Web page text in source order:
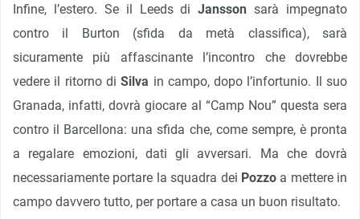
Infine, l’estero. Se il Leeds diJansson sarà impegnato
contro il Burton (sfida da metà classifica), sarà
sicuramente più affascinante l’incontro che dovrebbe
vedere il ritorno diSilva in campo, dopo l’infortunio. Il suo
Granada, infatti, dovrà giocare al “Camp Nou” questa sera
contro il Barcellona: una sfida che, come sempre, è pronta
a regalare emozioni, dati gli avversari. Ma che dovrà
necessariamente portare la squadra dei Pozzoa mettere in
campo davvero tutto, per portare a casa un buon risultato.